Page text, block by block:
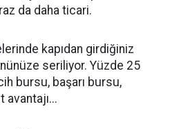
da daha ticari.
kapıdan girdiğiniz
seriliyor. Yüzde 25
bursu, başarı bursu,
avantajı...